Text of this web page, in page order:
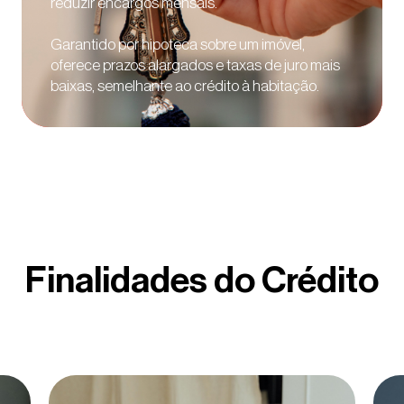
Informação Legal
Carreiras
Press
reduzir encargos mensais.
Garantido por hipoteca sobre um imóvel,
oferece prazos alargados e taxas de juro mais
baixas, semelhante ao crédito à habitação.
Finalidades do Crédito